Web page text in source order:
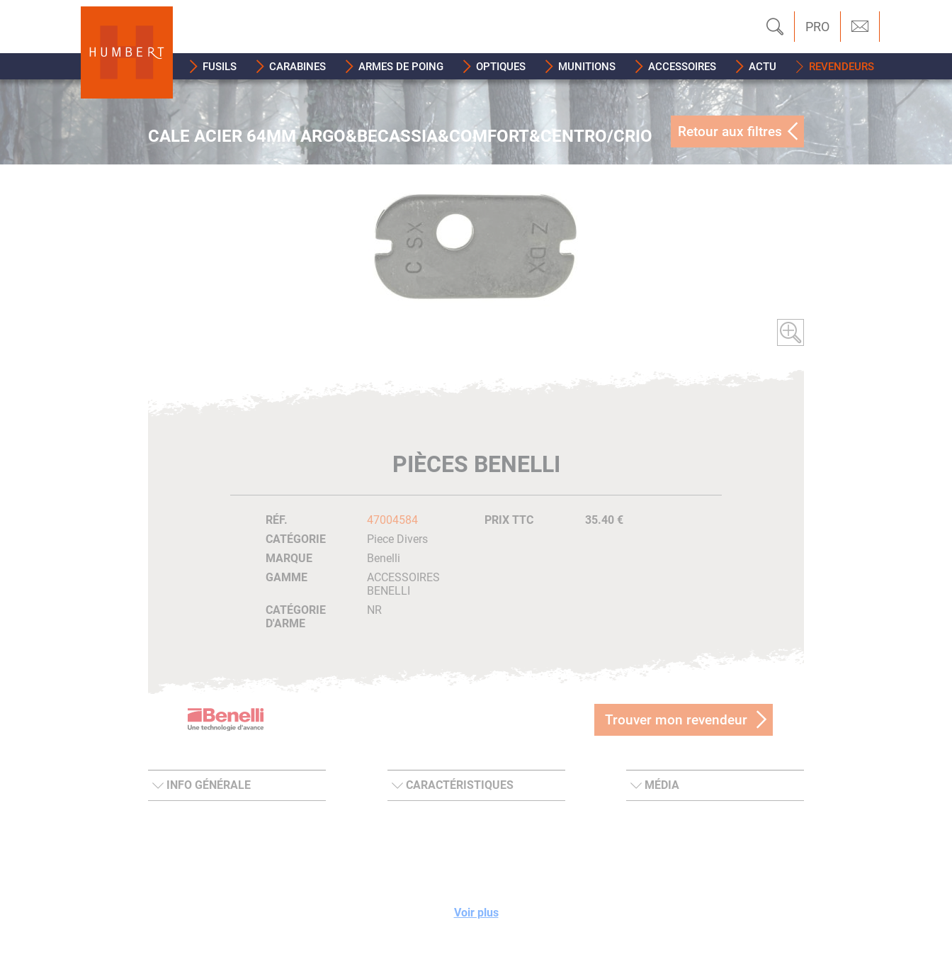
PRO
FUSILS CARABINES ARMES DE POING OPTIQUES MUNITIONS ACCESSOIRES ACTU REVENDEURS
CALE ACIER 64MM ARGO&BECASSIA&COMFORT&CENTRO/CRIO Retour aux filtres
PIÈCES BENELLI
RÉF.
47004584
CATÉGORIE
Piece Divers
MARQUE
Benelli
GAMME
ACCESSOIRES
BENELLI
CATÉGORIE
D'ARME
NR
PRIX TTC 35.40 €
Trouver mon revendeur
INFO GÉNÉRALE CARACTÉRISTIQUES MÉDIA
Voir plus